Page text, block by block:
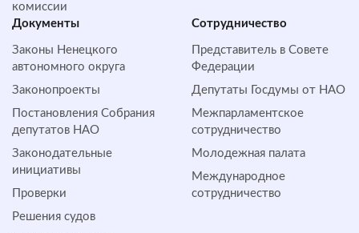
комиссии
Документы
Законы Ненецкого
автономного округа
Законопроекты
Постановления Собрания
депутатов НАО
Законодательные
инициативы
Проверки
Решения судов
Сотрудничество
Представитель в Совете
Федерации
Депутаты Госдумы от НАО
Межпарламентское
сотрудничество
Молодежная палата
Международное
сотрудничество